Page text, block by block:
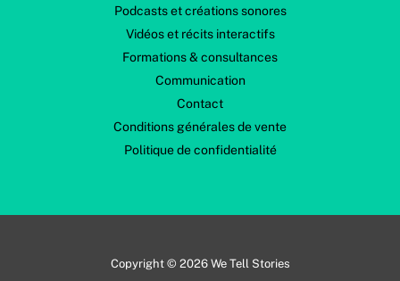
Podcasts et créations sonores
Vidéos et récits interactifs
Formations & consultances
Communication
Contact
Conditions générales de vente
Politique de confidentialité
Copyright © 2026 We Tell Stories